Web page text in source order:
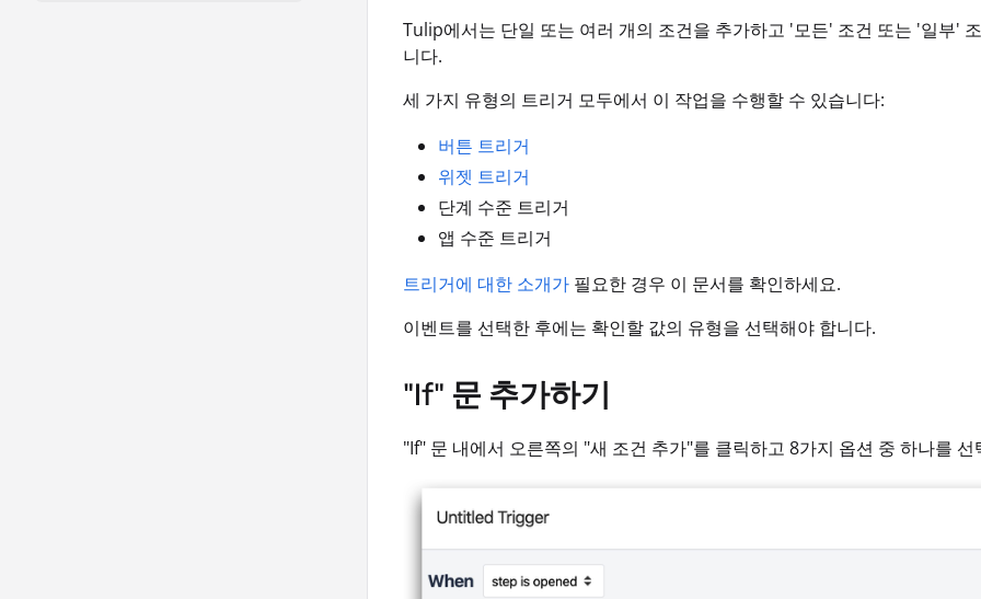
Tulip에서는 단일 또는 여러 개의 조건을 추가하고 '모든' 조건 또는 '일부'
니다.
세 가지 유형의 트리거 모두에서 이 작업을 수행할 수 있습니다:
버튼 트리거
위젯 트리거
단계 수준 트리거
앱 수준 트리거
트리거에 대한 소개가 필요한 경우 이 문서를 확인하세요.
이벤트를 선택한 후에는 확인할 값의 유형을 선택해야 합니다.
"If" 문 추가하기
"If" 문 내에서 오른쪽의 "새 조건 추가"를 클릭하고 8가지 옵션 중 하나를 선